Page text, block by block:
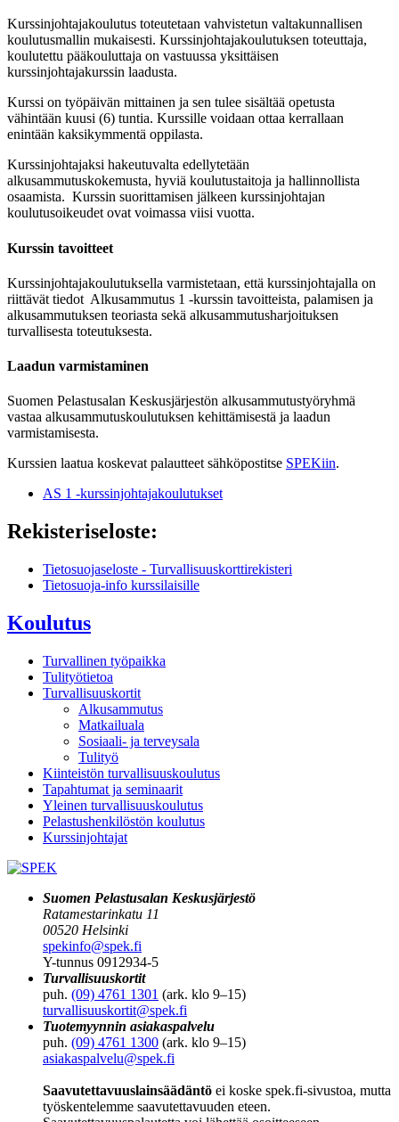
Kurssinjohtajakoulutus toteutetaan vahvistetun valtakunnallisen
koulutusmallin mukaisesti. Kurssinjohtajakoulutuksen toteuttaja,
koulutettu pääkouluttaja on vastuussa yksittäisen
kurssinjohtajakurssin laadusta.
Kurssi on työpäivän mittainen ja sen tulee sisältää opetusta
vähintään kuusi (6) tuntia. Kurssille voidaan ottaa kerrallaan
enintään kaksikymmentä oppilasta.
Kurssinjohtajaksi hakeutuvalta edellytetään
alkusammutuskokemusta, hyviä koulutustaitoja ja hallinnollista
osaamista. Kurssin suorittamisen jälkeen kurssinjohtajan
koulutusoikeudet ovat voimassa viisi vuotta.
Kurssin tavoitteet
Kurssinjohtajakoulutuksella varmistetaan, että kurssinjohtajalla on
riittävät tiedot Alkusammutus 1 -kurssin tavoitteista, palamisen ja
alkusammutuksen teoriasta sekä alkusammutusharjoituksen
turvallisesta toteutuksesta.
Laadun varmistaminen
Suomen Pelastusalan Keskusjärjestön alkusammutustyöryhmä
vastaa alkusammutuskoulutuksen kehittämisestä ja laadun
varmistamisesta.
Kurssien laatua koskevat palautteet sähköpostitse SPEKiin.
AS 1 -kurssinjohtajakoulutukset
Rekisteriseloste:
Tietosuojaseloste - Turvallisuuskorttirekisteri
Tietosuoja-info kurssilaisille
Koulutus
Turvallinen työpaikka
Tulityötietoa
Turvallisuuskortit
Alkusammutus
Matkailuala
Sosiaali- ja terveysala
Tulityö
Kiinteistön turvallisuuskoulutus
Tapahtumat ja seminaarit
Yleinen turvallisuuskoulutus
Pelastushenkilöstön koulutus
Kurssinjohtajat
Suomen Pelastusalan Keskusjärjestö
Ratamestarinkatu 11
00520 Helsinki
spekinfo@spek.fi
Y-tunnus 0912934-5
Turvallisuuskortit
puh. (09) 4761 1301 (ark. klo 9–15)
turvallisuuskortit@spek.fi
Tuotemyynnin asiakaspalvelu
puh. (09) 4761 1300 (ark. klo 9–15)
asiakaspalvelu@spek.fi
Saavutettavuuslainsäädäntö ei koske spek.fi-sivustoa, mutta
työskentelemme saavutettavuuden eteen.